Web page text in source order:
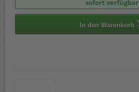
sofort verfügbar
In den Warenkorb